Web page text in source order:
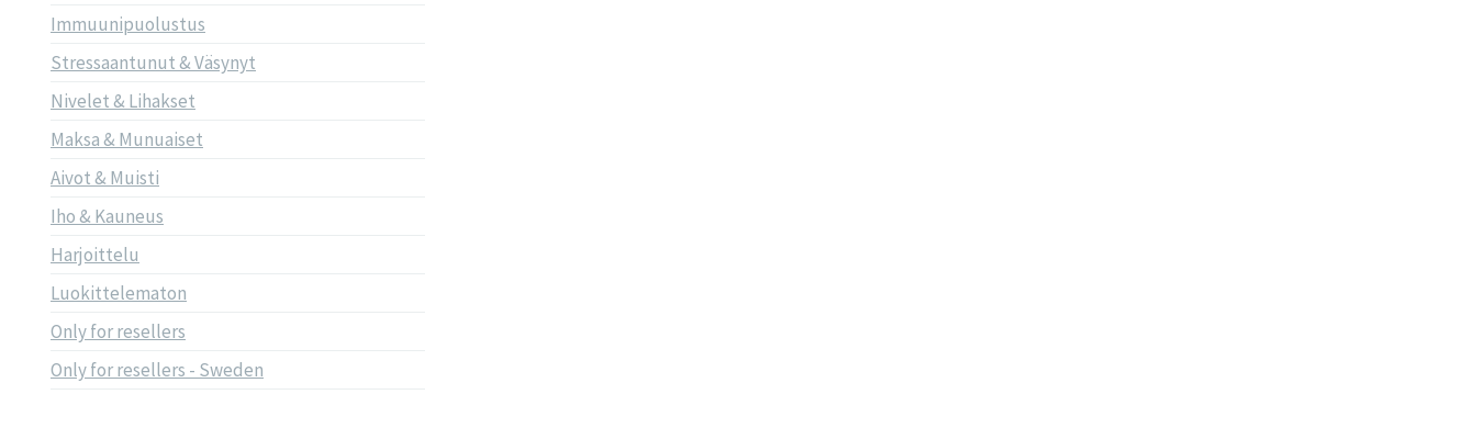
Immuunipuolustus
Stressaantunut & Väsynyt
Nivelet & Lihakset
Maksa & Munuaiset
Aivot & Muisti
Iho & Kauneus
Harjoittelu
Luokittelematon
Only for resellers
Only for resellers - Sweden